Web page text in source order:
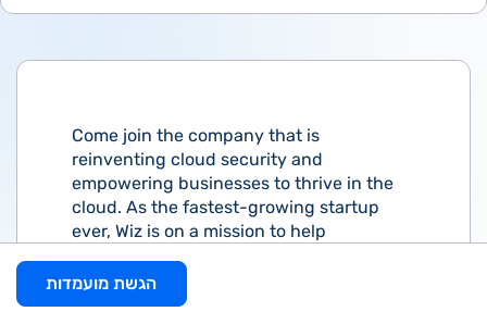
Come join the company that is
reinventing cloud security and
empowering businesses to thrive in the
cloud. As the fastest-growing startup
ever, Wiz is on a mission to help
that will accelerate their businesses.
Trusted by security teams all over the
הגשת מועמדות